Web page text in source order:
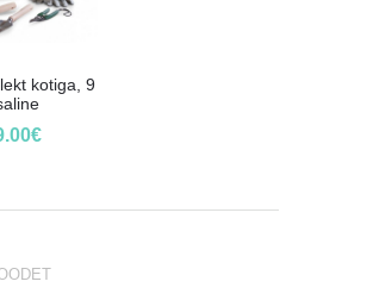
kotiga, 9
€